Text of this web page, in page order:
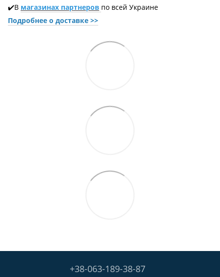
✔️В магазинах партнеров по всей Украине
Подробнее о доставке >>
+38-063-189-38-87